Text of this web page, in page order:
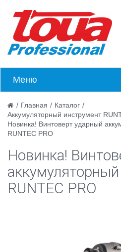
Меню
/ Главная / Каталог /
Аккумуляторный инструмент
Новинка! Винтоверт ударный
RUNTEC PRO
Новинка!
RUNTEC PRO